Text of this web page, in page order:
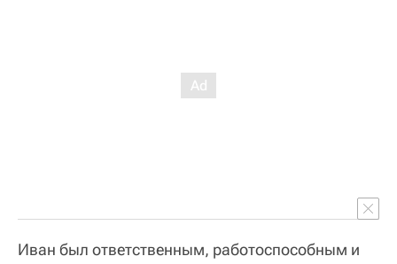
Иван был ответственным, работоспособным и